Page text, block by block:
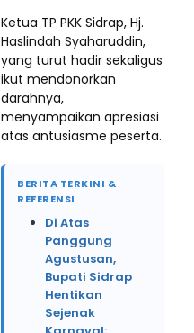
Ketua TP PKK Sidrap, Hj.
Haslindah Syaharuddin,
yang turut hadir sekaligus
ikut mendonorkan
darahnya,
menyampaikan apresiasi
atas antusiasme peserta.
BERITA TERKINI &
REFERENSI
Di Atas
Panggung
Agustusan,
Bupati Sidrap
Hentikan
Sejenak